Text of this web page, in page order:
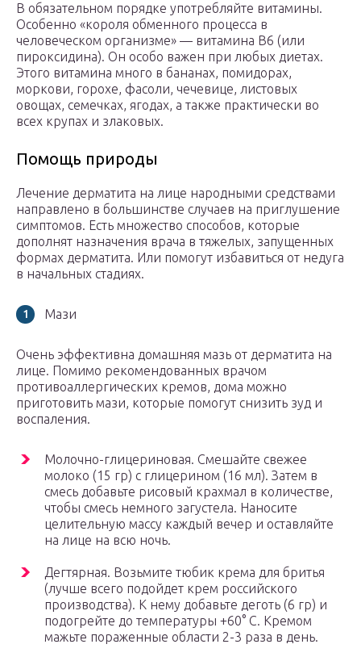
В обязательном порядке употребляйте витамины.
Особенно «короля обменного процесса в
человеческом организме» — витамина В6 (или
пироксидина). Он особо важен при любых диетах.
Этого витамина много в бананах, помидорах,
моркови, горохе, фасоли, чечевице, листовых
овощах, семечках, ягодах, а также практически во
всех крупах и злаковых.
Помощь природы
Лечение дерматита на лице народными средствами
направлено в большинстве случаев на приглушение
симптомов. Есть множество способов, которые
дополнят назначения врача в тяжелых, запущенных
формах дерматита. Или помогут избавиться от недуга
в начальных стадиях.
Мази
Очень эффективна домашняя мазь от дерматита на
лице. Помимо рекомендованных врачом
противоаллергических кремов, дома можно
приготовить мази, которые помогут снизить зуд и
воспаления.
Молочно-глицериновая. Смешайте свежее
молоко (15 гр) с глицерином (16 мл). Затем в
смесь добавьте рисовый крахмал в количестве,
чтобы смесь немного загустела. Наносите
целительную массу каждый вечер и оставляйте
на лице на всю ночь.
Дегтярная. Возьмите тюбик крема для бритья
(лучше всего подойдет крем российского
производства). К нему добавьте деготь (6 гр) и
подогрейте до температуры +60° С. Кремом
мажьте пораженные области 2-3 раза в день.